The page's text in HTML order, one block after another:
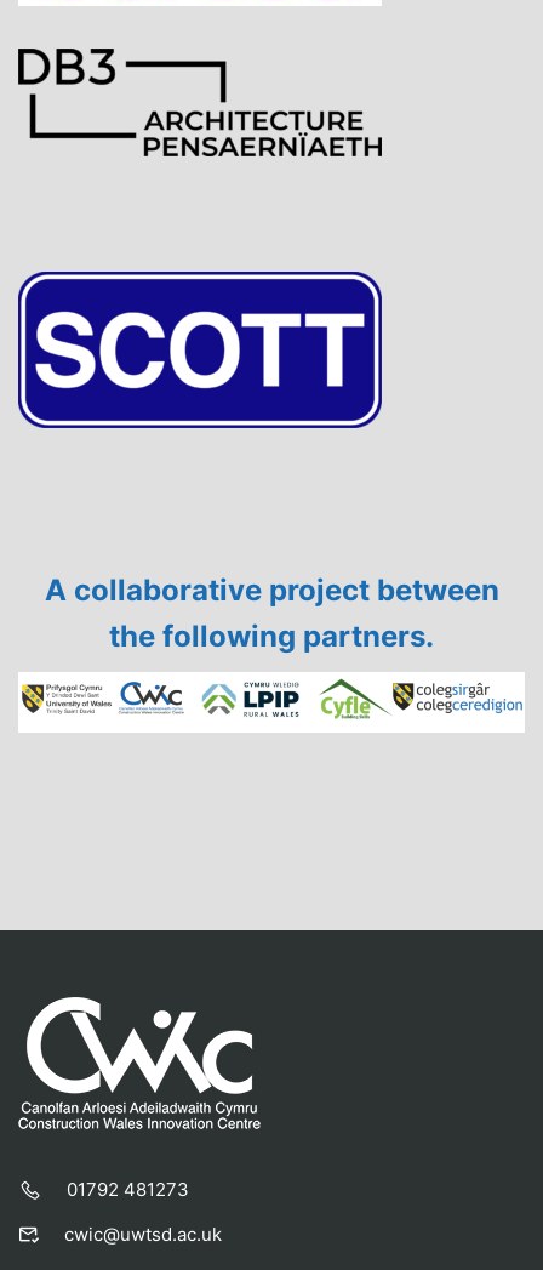
A collaborative project between
the following partners.
01792 481273
cwic@uwtsd.ac.uk